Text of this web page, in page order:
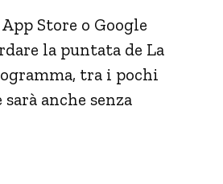
Store o Google
la puntata de La
tra i pochi
anche senza